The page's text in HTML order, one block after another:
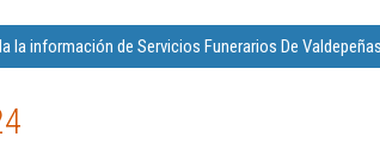
la información de Servicios Funerarios De